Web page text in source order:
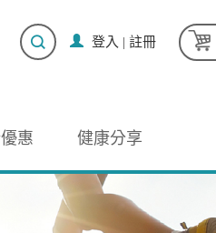
登入 | 註冊
惠 健康分享